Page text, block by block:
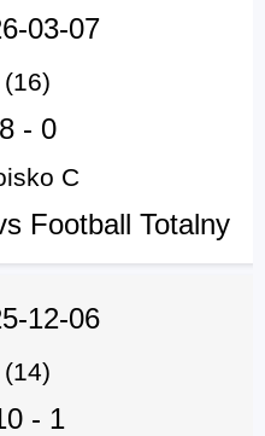
03-07
(16)
8 - 0
C
Football Totalny
12-06
(14)
- 1